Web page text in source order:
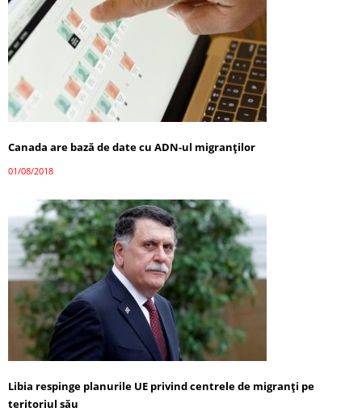
Canada are bază de date cu ADN-ul migranţilor
01/08/2018
Libia respinge planurile UE privind centrele de migranți pe
teritoriul său